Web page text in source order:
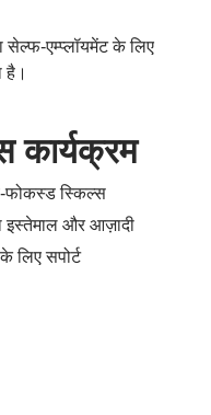
सेल्फ-एम्प्लॉयमेंट के लिए
है।
कार्यक्रम
फोकस्ड स्किल्स
इस्तेमाल और आज़ादी
लिए सपोर्ट